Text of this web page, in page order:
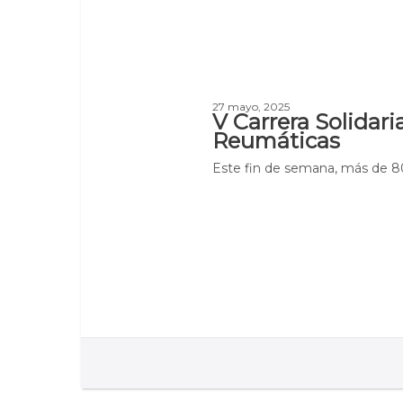
27 mayo, 2025
V Carrera
Reumáticas
Este fin de semana, más de